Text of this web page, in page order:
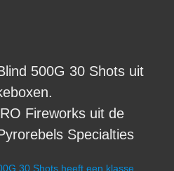
500G 30 Shots uit
Fireworks uit de
Specialties
30 Shots heeft een klasse